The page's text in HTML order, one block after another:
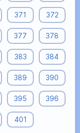
371 372
377 378
383 384
389 390
395 396
401